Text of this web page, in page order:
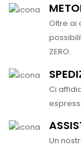
Oltre ai
ZERO.
Ci
Un